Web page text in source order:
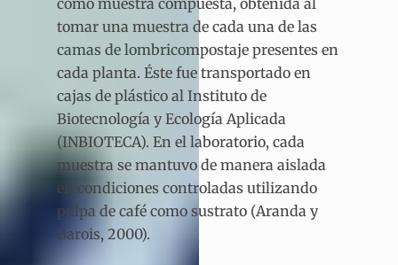
tomar una muestra de cada una de las
camas de lombricompostaje presentes en
cada planta. Éste fue transportado en
cajas de plástico al Instituto de
Biotecnología y Ecología Aplicada
(INBIOTECA). En el laboratorio, cada
muestra se mantuvo de manera aislada
en condiciones controladas utilizando
pulpa de café como sustrato (Aranda y
Barois, 2000).